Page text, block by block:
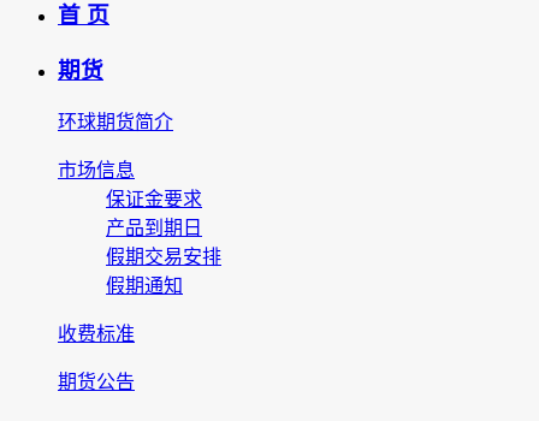
首 页
期货
环球期货简介
市场信息
保证金要求
产品到期日
假期交易安排
假期通知
收费标准
期货公告